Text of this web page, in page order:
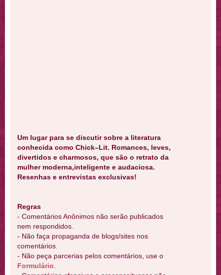
Um lugar para se discutir sobre a literatura
conhecida como Chick–Lit. Romances, leves,
divertidos e charmosos, que são o retrato da
mulher moderna,inteligente e audaciosa.
Resenhas e entrevistas exclusivas!
Regras
- Comentários Anônimos não serão publicados
nem respondidos.
- Não faça propaganda de blogs/sites nos
comentários.
- Não peça parcerias pelos comentários, use o
Formulário